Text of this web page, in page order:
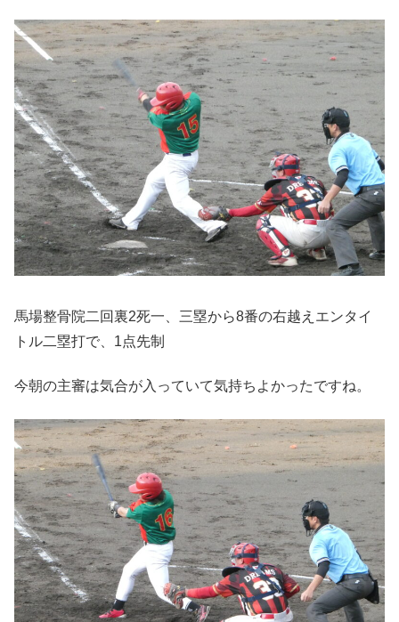
馬場整骨院二回裏2死一、三塁から8番の右越えエンタイ
トル二塁打で、1点先制
今朝の主審は気合が入っていて気持ちよかったですね。